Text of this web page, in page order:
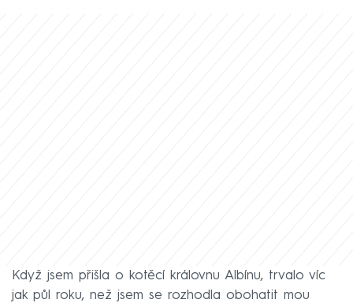
Když jsem přišla o kotěcí královnu Albínu, trvalo víc
jak půl roku, než jsem se rozhodla obohatit mou